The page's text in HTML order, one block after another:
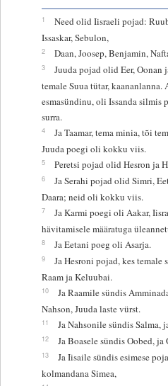
1
Need olid Iisraeli pojad:
Issaskar, Sebulon,
2 Daan, Joosep, Benjamin,
3
Juuda pojad olid Eer, Oonan
temale Suua tütar, kaananlanna.
esmasündinu, oli Issanda silmis
surra.
4
Ja Taamar, tema minia, tõi
Juuda poegi oli kokku viis.
5 Peretsi pojad olid Hesron ja
6
Ja Serahi pojad olid Simri,
Daara; neid oli kokku viis.
7
Ja Karmi poegi oli Aakar,
hävitamisele määratuga
8 Ja Eetani poeg oli Asarja.
9
Ja Hesroni pojad, kes temale
Raam ja Keluubai.
10
Ja Raamile sündis
Nahson, Juuda laste vürst.
11 Ja Nahsonile sündis Salma,
12 Ja Boasele sündis Oobed,
13
Ja Iisaile sündis esimese
kolmandana Simea,